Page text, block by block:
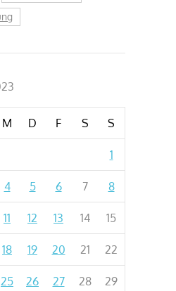
M D F S S
1
4 5 6 7 8
11 12 13 14 15
18 19 20 21 22
25 26 27 28 29